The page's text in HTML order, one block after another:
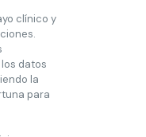
clínico y
datos
la
para